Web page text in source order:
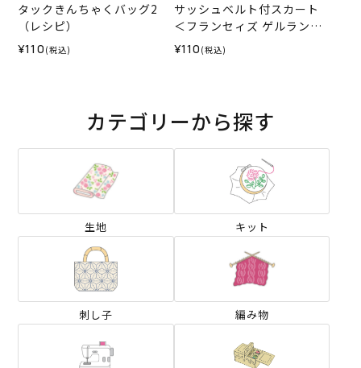
タックきんちゃくバッグ2
（レシピ）
¥110 (税込)
サッシュベルト付スカート
＜フランセィズ ゲルランド
70cm＞（レシピ）
¥110 (税込)
カテゴリーから探す
生地 キット
刺し子 編み物